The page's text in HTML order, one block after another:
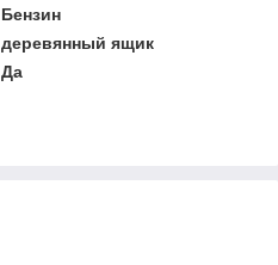
Бензин
деревянный ящик
Да